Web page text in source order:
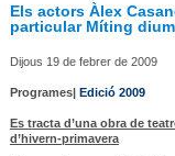
Els actors Àlex
particular Míting
Dijous 19 de febrer de 2009
Programes| Edició 2009
Es tracta d’una obra de
d’hivern-primavera